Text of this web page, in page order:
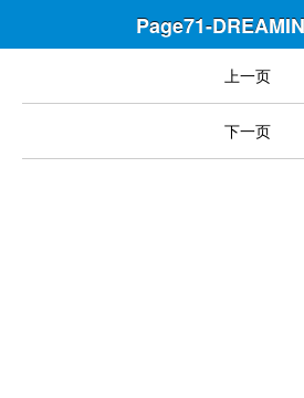
Page71-
上一页
下一页